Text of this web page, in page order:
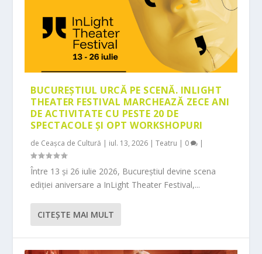
BUCUREȘTIUL URCĂ PE SCENĂ. INLIGHT
THEATER FESTIVAL MARCHEAZĂ ZECE ANI
DE ACTIVITATE CU PESTE 20 DE
SPECTACOLE ȘI OPT WORKSHOPURI
de Ceașca de Cultură | iul. 13, 2026 |Teatru | 0 |
Între 13 și 26 iulie 2026, Bucureștiul devine scena
ediției aniversare a InLight Theater Festival,...
CITEŞTE MAI MULT